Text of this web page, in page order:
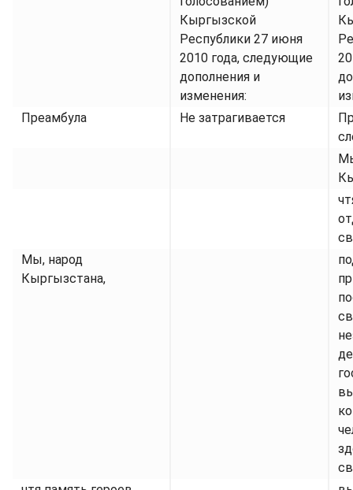
Кыргызской
Республики 27 июня
2010 года, следующие
дополнения и
изменения:
Преамбула
Не затрагивается
Мы, народ
Кыргызстана,